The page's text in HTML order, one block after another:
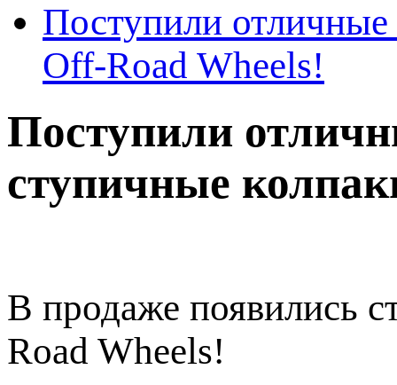
Поступили
Off-Road Wheels!
Поступили
ступичные
В продаже появились
Road Wheels!